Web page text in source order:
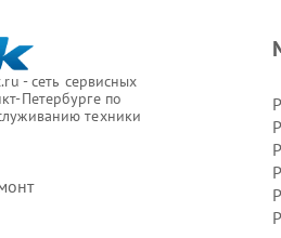
- сеть сервисных
Петербурге по
техники